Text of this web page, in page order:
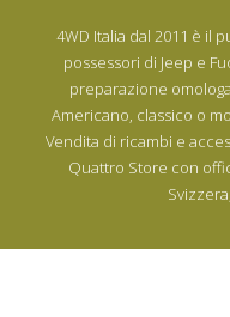
4WD Italia dal 2011 è il
possessori di Jeep e
preparazione
Americano, classico o
Vendita di ricambi e
Quattro Store con